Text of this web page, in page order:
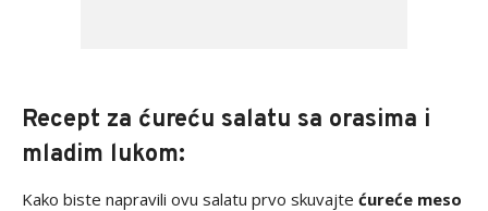
Recept za ćureću salatu sa orasima i
mladim lukom:
Kako biste napravili ovu salatu prvo skuvajte ćureće meso